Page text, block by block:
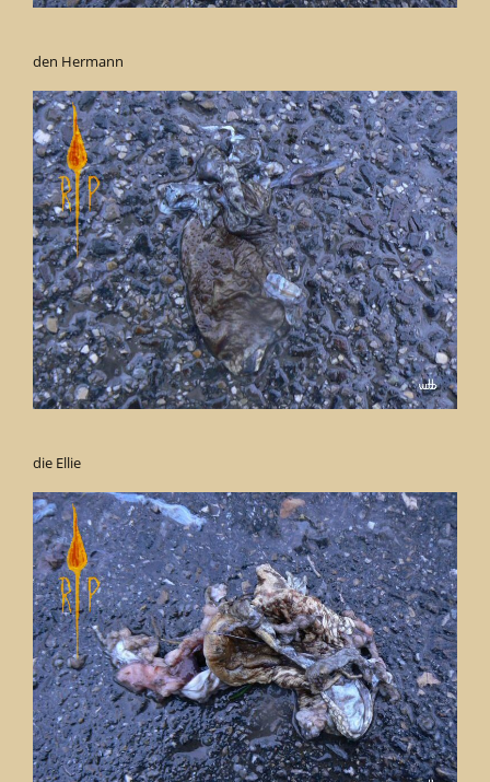
den Hermann
die Ellie